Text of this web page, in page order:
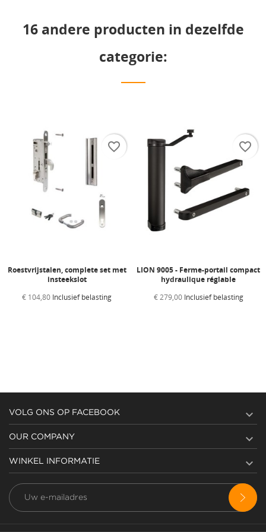
16 andere producten in dezelfde
categorie:
Roestvrijstalen, complete set met
insteekslot
€ 104,80 Inclusief belasting
favorite_border
LION 9005 - Ferme-portail compact
hydraulique réglable
€ 279,00Inclusief belasting
favorite_border
VOLG ONS OP FACEBOOK 
OUR COMPANY 
WINKEL INFORMATIE 